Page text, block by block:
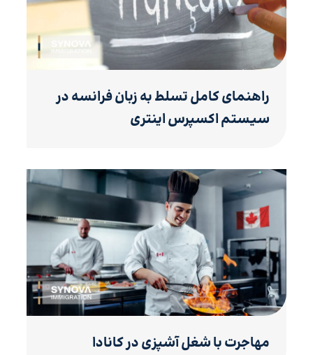
راهنمای کامل تسلط به زبان فرانسه در
سیستم اکسپرس اینتری
مهاجرت با شغل آشپزی در کانادا